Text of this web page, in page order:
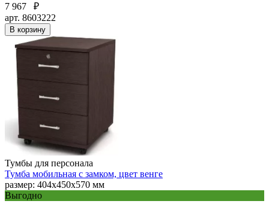
7 967
₽
арт. 8603222
В корзину
Тумбы для персонала
Тумба мобильная с замком, цвет венге
размер: 404х450х570 мм
Выгодно